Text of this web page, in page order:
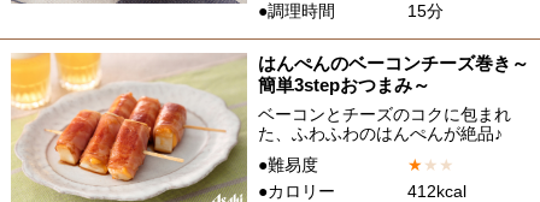
●調理時間
15分
はんぺんのベーコンチーズ巻き～
簡単3stepおつまみ～
ベーコンとチーズのコクに包まれ
た、ふわふわのはんぺんが絶品♪
●難易度
★★ ★
●カロリー
412kcal